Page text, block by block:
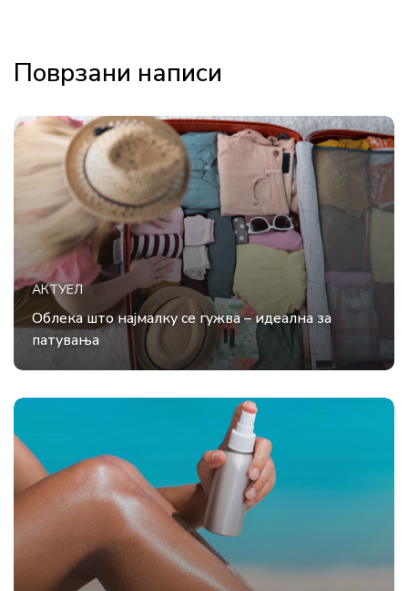
Поврзани написи
АКТУЕЛ
Облека што најмалку се гужва – идеална за
патувања